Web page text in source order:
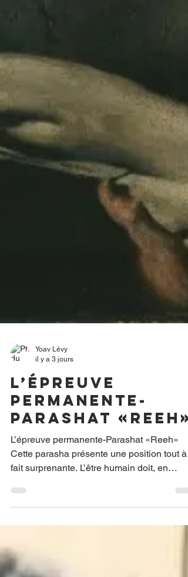
Yoav Lévy
il y a 3 jours
L’épreuve
Parashat «Reeh»
L’épreuve permanente-Parashat «Reeh»
exigeante : « Car l’Éternel, votre Dieu, vous
L’épreuve est prévisible et connue. Il s’agit
réalité des paroles prononcées par